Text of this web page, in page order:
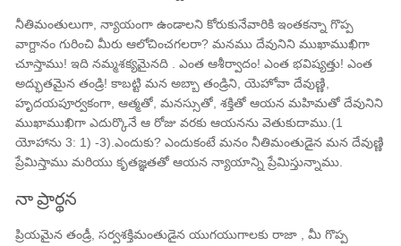
నీతిమంతులుగా, న్యాయంగా ఉండాలని కోరుకునేవారికి ఇంతకన్నా గొప్ప
వాగ్దానం గురించి మీరు ఆలోచించగలరా? మనము దేవునిని ముఖాముఖిగా
చూస్తాము! ఇది నమ్మశక్యమైనది . ఎంత ఆశీర్వాదం! ఎంత భవిష్యత్తు! ఎంత
అద్భుతమైన తండ్రి! కాబట్టి మన అబ్బా తండ్రిని, యెహోవా దేవుణ్ణి,
హృదయపూర్వకంగా, ఆత్మతో, మనస్సుతో, శక్తితో ఆయన మహిమతో దేవునిని
ముఖాముఖిగా ఎదుర్కొనే ఆ రోజు వరకు ఆయనను వెతుకుదాము.(1
యోహాను 3: 1) -3).ఎందుకు? ఎందుకంటే మనం నీతిమంతుడైన మన దేవుణ్ణి
ప్రేమిస్తాము మరియు కృతజ్ఞతతో ఆయన న్యాయాన్ని ప్రేమిస్తున్నాము.
నా ప్రార్థన
ప్రియమైన తండ్రీ, సర్వశక్తిమంతుడైన యుగయుగాలకు రాజా , మీ గొప్ప